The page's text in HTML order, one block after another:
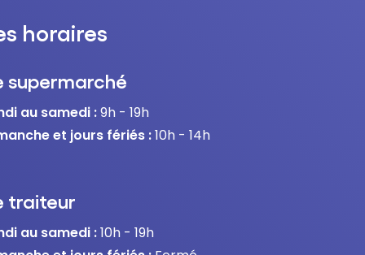
horaires
supermarché
au samedi :9h - 19h
et jours fériés :10h - 14h
traiteur
au samedi :10h - 19h